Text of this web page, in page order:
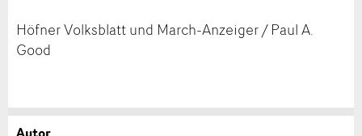
Höfner Volksblatt und March-Anzeiger / Paul A.
Good